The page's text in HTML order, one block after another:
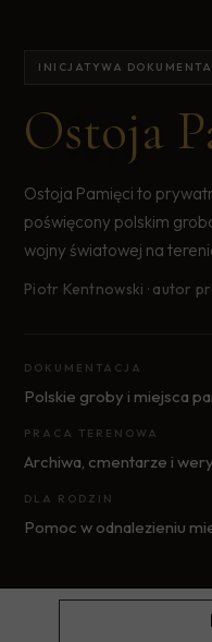
INICJATYWA
Ostoja
Ostoja Pamięci to
poświęcony polskim
wojny światowej na
Piotr Kentnowski · autor
DOKUMENTACJA
Polskie groby i miejsca
PRACA TERENOWA
Archiwa, cmentarze i
DLA RODZIN
Pomoc w odnalezieniu